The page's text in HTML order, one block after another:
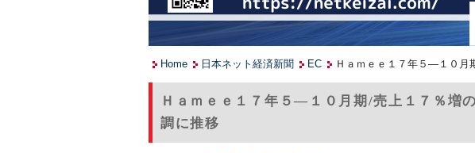
Home 日本ネット経済新聞 EC Ｈａｍｅｅ１７年５―１０月
Ｈａｍｅｅ１７年５―１０月期/売上１７％増
調に推移